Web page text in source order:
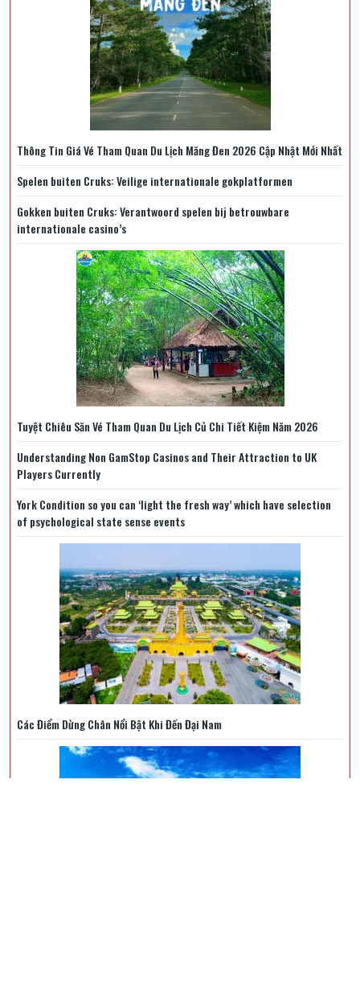
Thông Tin Giá Vé Tham Quan Du Lịch Măng Đen 2026 Cập Nhật Mới Nhất
Spelen buiten Cruks: Veilige internationale gokplatformen
Gokken buiten Cruks: Verantwoord spelen bij betrouwbare
internationale casino’s
Tuyệt Chiêu Săn Vé Tham Quan Du Lịch Củ Chi Tiết Kiệm Năm 2026
Understanding Non GamStop Casinos and Their Attraction to UK
Players Currently
York Condition so you can ‘light the fresh way’ which have selection
of psychological state sense events
Các Điểm Dừng Chân Nổi Bật Khi Đến Đại Nam